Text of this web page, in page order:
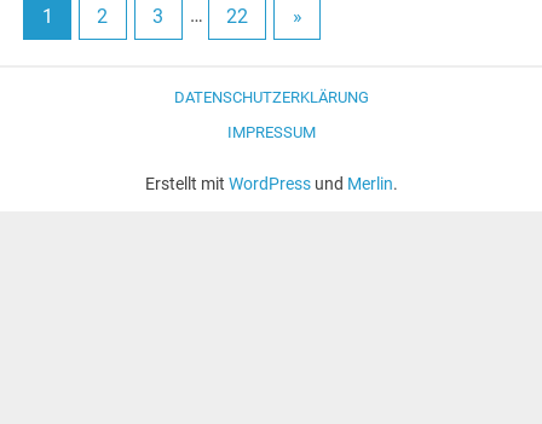
1 2 3 … 22 »
DATENSCHUTZERKLÄRUNG
IMPRESSUM
Erstellt mit WordPressund Merlin.